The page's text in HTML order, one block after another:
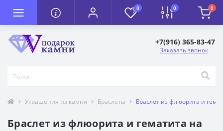
0 0 0
+7(916) 365-83-47
Заказать звонок
Украшения из камня Браслеты Браслет из флюорита и
Браслет из флюорита и гематита на